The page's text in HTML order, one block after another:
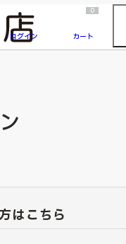
magazine 021 ONE PIECEカード付き同梱版』発売延期のご案内
ログイン
0
カート
はこちら